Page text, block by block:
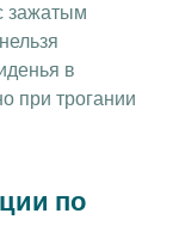
зажатым
в
при трогании
по